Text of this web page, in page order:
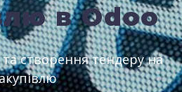
в Odoo
та створення тендеру на